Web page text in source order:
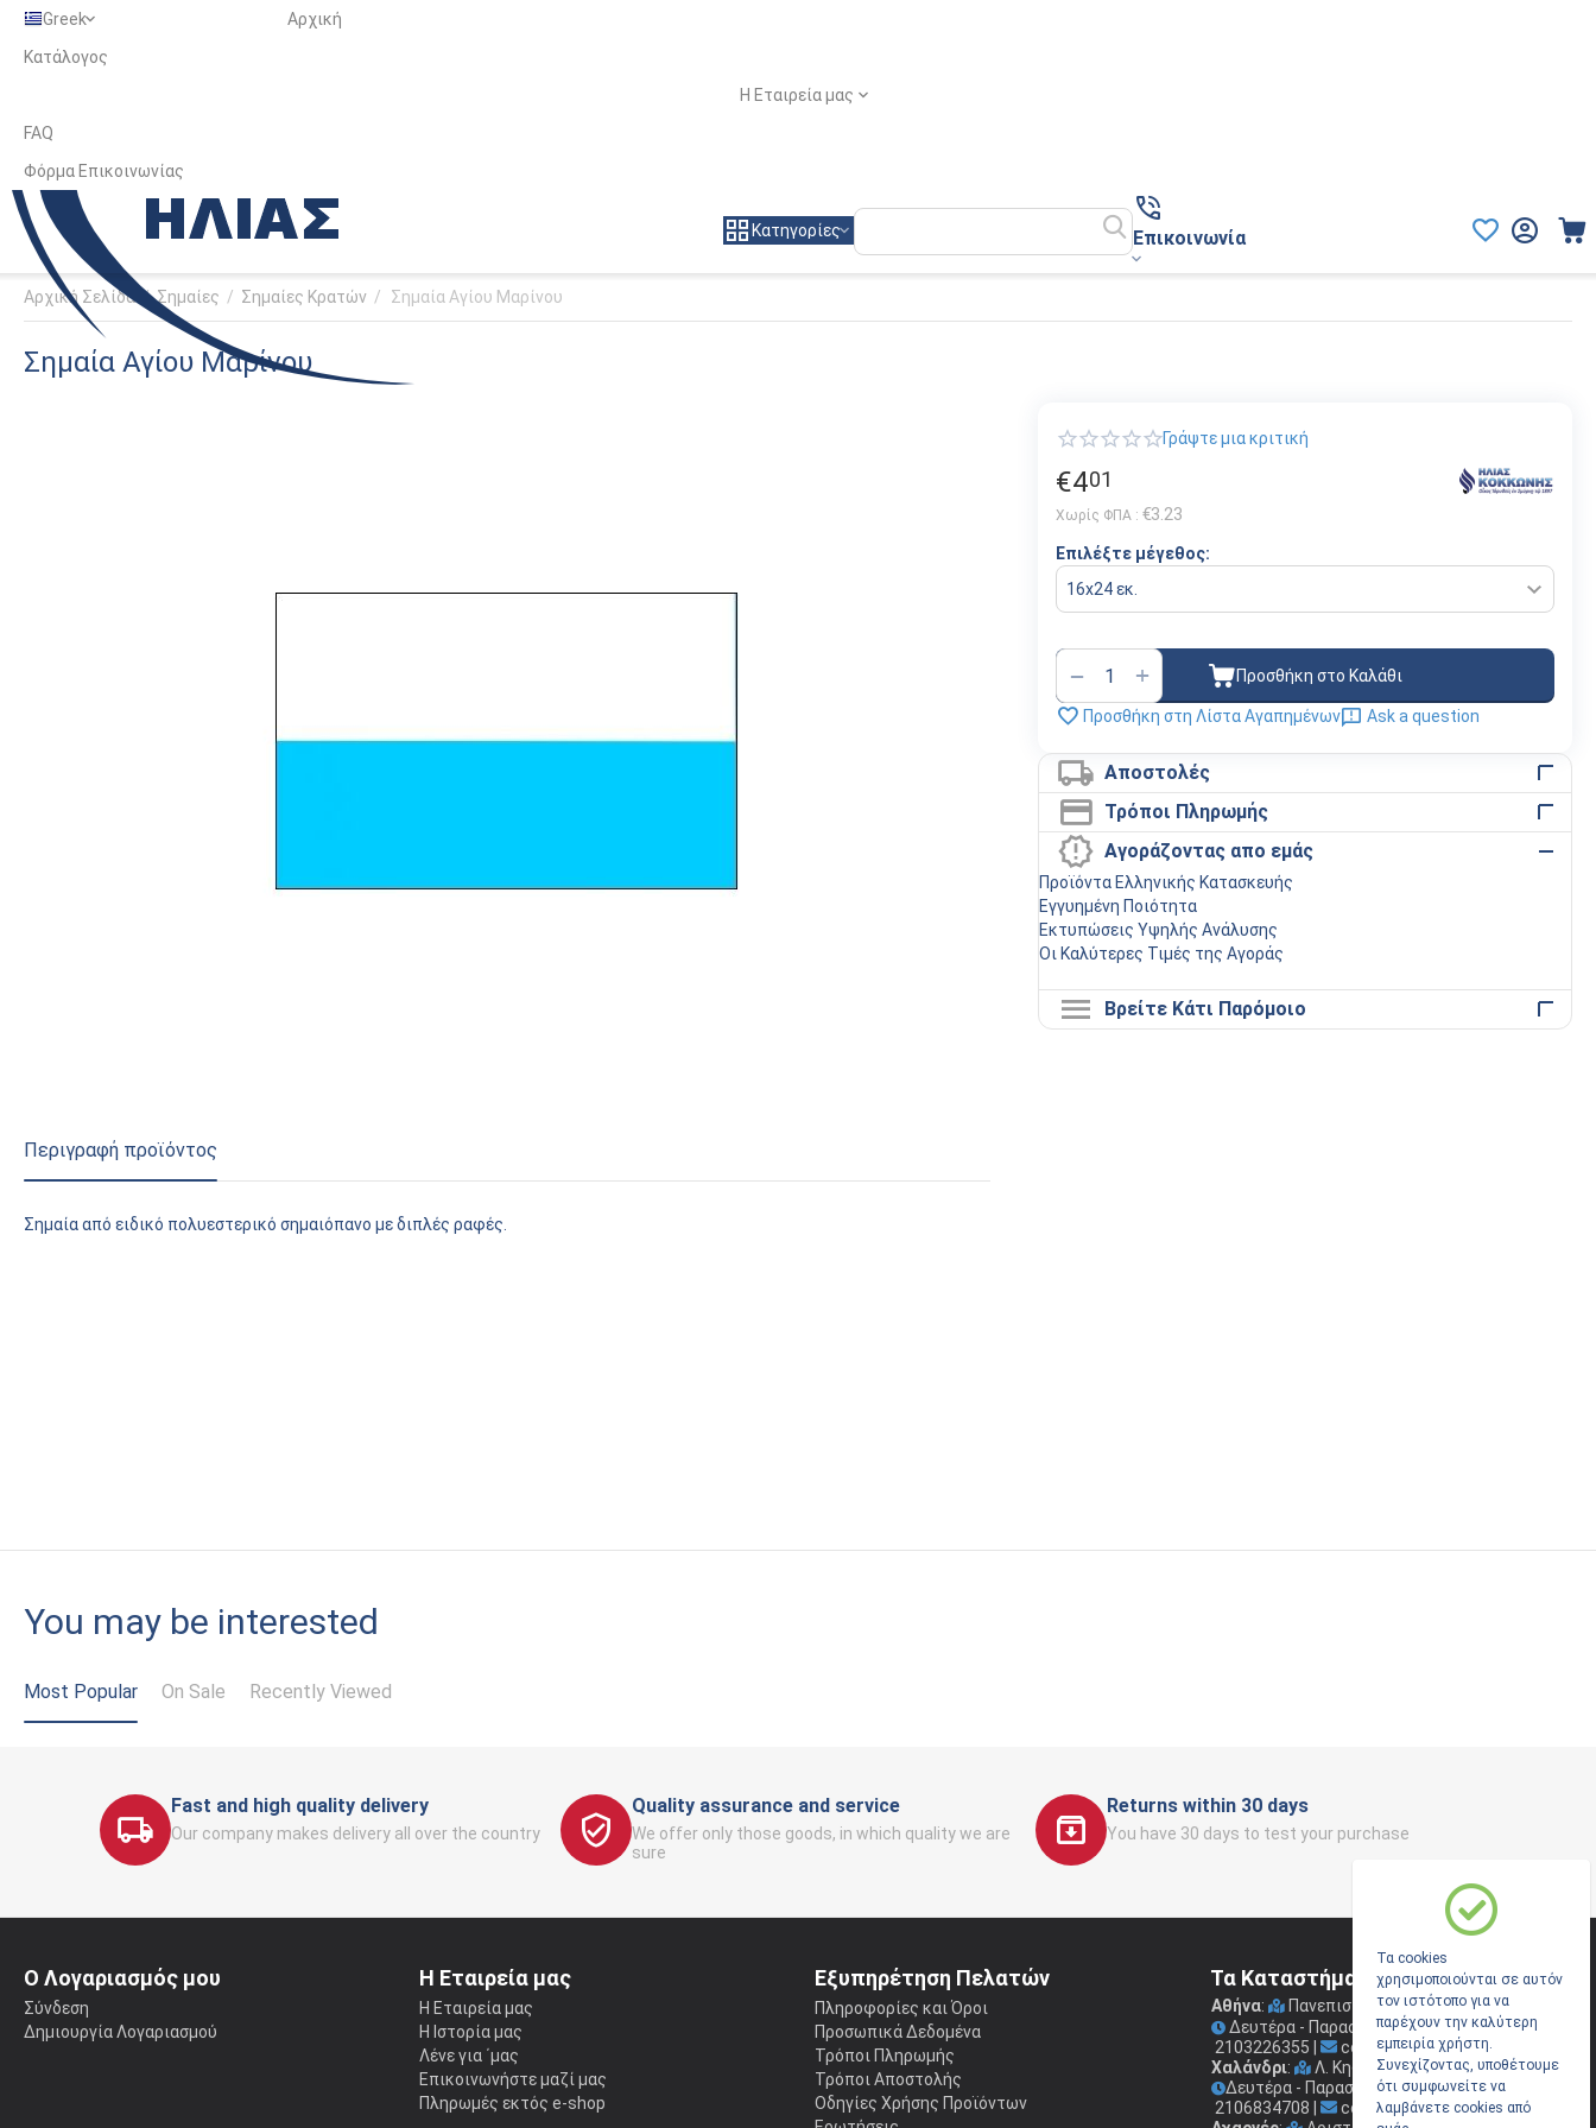
Greek
Αρχική
Κατάλογος
Η Εταιρεία μας
FAQ
Φόρμα Επικοινωνίας
Κατηγορίες Επικοινωνία
Αρχική Σελίδα / Σημαίες / Σημαίες Κρατών / Σημαία Αγίου Μαρίνου
Σημαία Αγίου Μαρίνου
Γράψτε μια κριτική
€401
Χωρίς ΦΠΑ : €3.23
Επιλέξτε μέγεθος:
+
− Προσθήκη στο Καλάθι
Προσθήκη στη Λίστα Αγαπημένων Ask a question
Αποστολές
Τρόποι Πληρωμής
Αγοράζοντας απο εμάς
Προϊόντα Ελληνικής Κατασκευής
Εγγυημένη Ποιότητα
Εκτυπώσεις Υψηλής Ανάλυσης
Οι Καλύτερες Τιμές της Αγοράς
Βρείτε Κάτι Παρόμοιο
Περιγραφή προϊόντος
Σημαία από ειδικό πολυεστερικό σημαιόπανο με διπλές ραφές.
You may be interested
Most Popular On Sale Recently Viewed
Fast and high quality delivery
Our company makes delivery all over the country
Quality assurance and service
We offer only those goods, in which quality we are
sure
Returns within 30 days
You have 30 days to test your purchase
Ο Λογαριασμός μου
Σύνδεση
Δημιουργία Λογαριασμού
Η Εταιρεία μας
Η Εταιρεία μας
Η Ιστορία μας
Λένε για ΄μας
Επικοινωνήστε μαζί μας
Πληρωμές εκτός e-shop
Εξυπηρέτηση Πελατών
Πληροφορίες και Όροι
Προσωπικά Δεδομένα
Τρόποι Πληρωμής
Τρόποι Αποστολής
Οδηγίες Χρήσης Προϊόντων
Τα Καταστήματα μας
Αθήνα: Πανεπιστημίου 41(Στοά Νικολούδη)
Δευτέρα - Παρασκευή: 09.00 - 17.00
2103226355
coconis1@coconis.gr
Χαλάνδρι:
Λ. Κηφισίας 264
Δευτέρα - Παρασκευή: 09.00 - 17.00
2106834708
coconis2@coconis.gr
Τα cookies
χρησιμοποιούνται σε αυτόν
τον ιστότοπο για να
παρέχουν την καλύτερη
εμπειρία χρήστη.
Συνεχίζοντας, υποθέτουμε
ότι συμφωνείτε να
λαμβάνετε cookies από